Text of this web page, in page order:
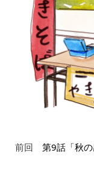
前回 第9話「秋の